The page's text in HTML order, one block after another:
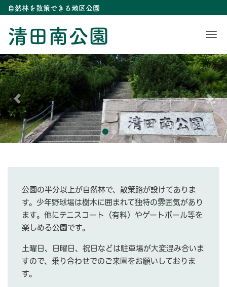
清田南公園
自然林を散策できる地区公園
Previous Next
公園の半分以上が自然林で、散策路が設けてありま
す。少年野球場は樹木に囲まれて独特の雰囲気があり
ます。他にテニスコート（有料）やゲートボール等を
楽しめる公園です。
土曜日、日曜日、祝日などは駐車場が大変混み合いま
すので、乗り合わせでのご来園をお願いしておりま
す。